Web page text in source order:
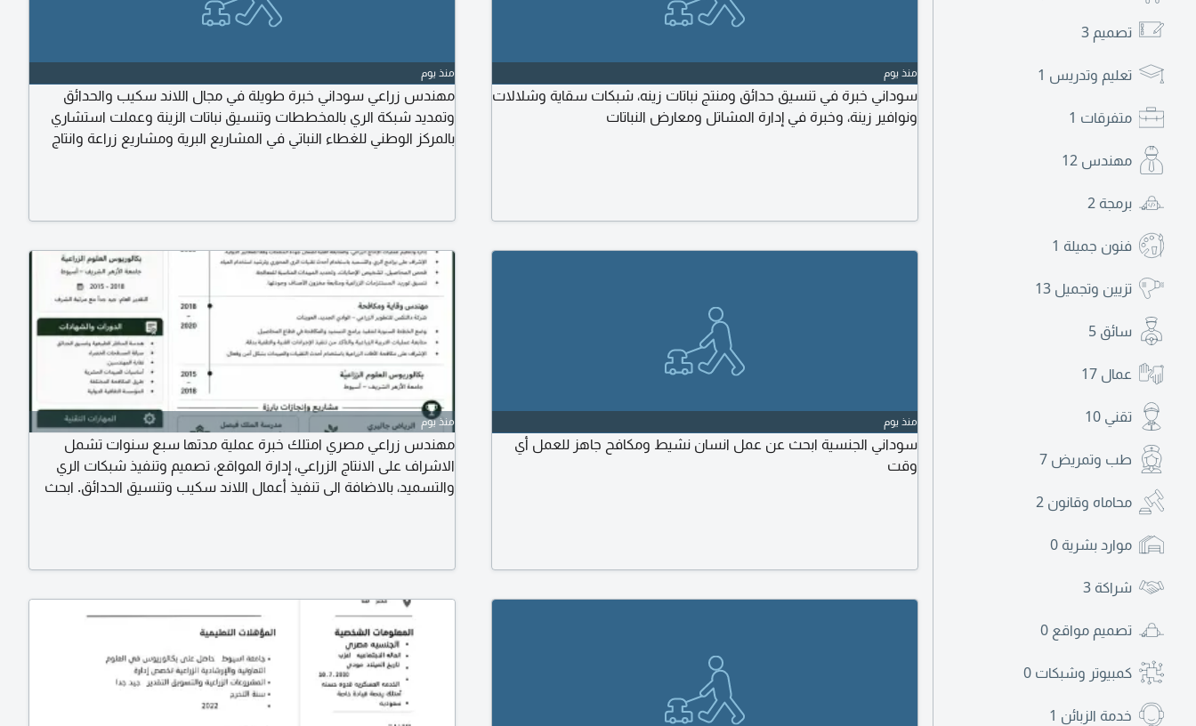
تصميم 3
تعليم وتدريس 1
متفرقات 1
مهندس 12
برمجة 2
فنون جميلة 1
تزيين وتجميل 13
سائق 5
عمال 17
تقني 10
طب وتمريض 7
محاماه وقانون 2
موارد بشرية 0
شراكة 3
تصميم مواقع 0
كمبيوتر وشبكات 0
خدمة الزبائن 1
منذ يوم
سوداني خبرة في تنسيق حدائق ومنتج نباتات زينه، شبكات سقاية وشلالات
ونوافير زينة، وخبرة في إدارة المشاتل ومعارض النباتات
منذ يوم
مهندس زراعي سوداني خبرة طويلة في مجال اللاند سكيب والحدائق
وتمديد شبكة الري بالمخططات وتنسيق نباتات الزينة وعملت استشاري
بالمركز الوطني للغطاء النباتي في المشاريع البرية ومشاريع زراعة وانتاج
شهور
منذ يوم
سوداني الجنسية ابحث عن عمل انسان نشيط ومكافح جاهز للعمل أي
وقت
منذ يوم
مهندس زراعي مصري امتلك خبرة عملية مدتها سبع سنوات تشمل
الاشراف على الانتاج الزراعي، إدارة المواقع، تصميم وتنفيذ شبكات الري
والتسميد، بالاضافة الى تنفيذ أعمال اللاند سكيب وتنسيق الحدائق. ابحث